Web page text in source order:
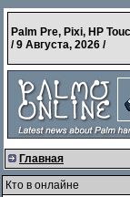
Palm Pre, Pixi, HP
/9 Августа, 2026 /
Главная
Кто в онлайне